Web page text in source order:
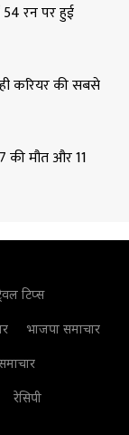
54 रन पर हुई
करियर की सबसे
की मौत और 11
टिप्स
भाजपा समाचार
रेसिपी